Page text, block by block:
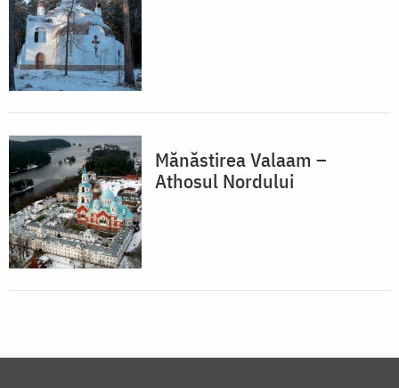
Mănăstirea Valaam –
Athosul Nordului